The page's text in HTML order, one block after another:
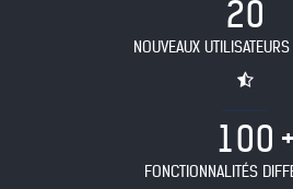
20
NOUVEAUX
100
FONCTIONNALITÉS